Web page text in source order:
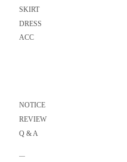
SKIRT
DRESS
ACC
NOTICE
REVIEW
Q & A